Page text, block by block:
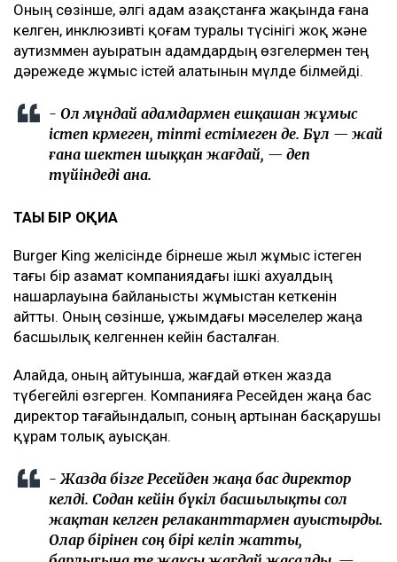
Оның сөзінше, әлгі адам Қазақстанға жақында ғана
келген, инклюзивті қоғам туралы түсінігі жоқ және
аутизммен ауыратын адамдардың өзгелермен тең
дәрежеде жұмыс істей алатынын мүлде білмейді.
- Ол мұндай адамдармен ешқашан жұмыс
істеп көрмеген, тіпті естімеген де. Бұл — жай
ғана шектен шыққан жағдай, — деп
түйіндеді ана.
ТАҒЫ БІР ОҚИҒА
Burger King желісінде бірнеше жыл жұмыс істеген
тағы бір азамат компаниядағы ішкі ахуалдың
нашарлауына байланысты жұмыстан кеткенін
айтты. Оның сөзінше, ұжымдағы мәселелер жаңа
басшылық келгеннен кейін басталған.
Алайда, оның айтуынша, жағдай өткен жазда
түбегейлі өзгерген. Компанияға Ресейден жаңа бас
директор тағайындалып, соның артынан басқарушы
құрам толық ауысқан.
- Жазда бізге Ресейден жаңа бас директор
келді. Содан кейін бүкіл басшылықты сол
жақтан келген релаканттармен ауыстырды.
Олар бірінен соң бірі келіп жатты,